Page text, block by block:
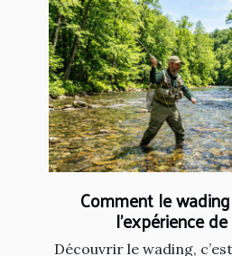
Comment le
l'expérience
Découvrir le wading,